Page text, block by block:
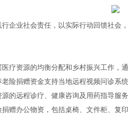
业社会责任，以实际行动回馈社会
资源的均衡分配和乡村振兴工作，
捐赠资金支持当地远程视频问诊系
的远程诊疗、健康咨询及用药指导服
办公物资，包括桌椅、文件柜、复